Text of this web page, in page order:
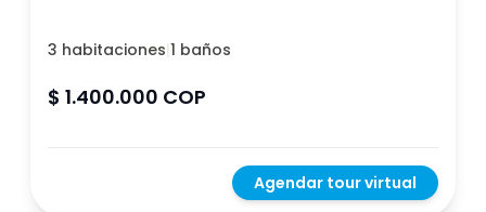
3 habitaciones|1 baños
$ 1.400.000 COP
Agendar tour virtual